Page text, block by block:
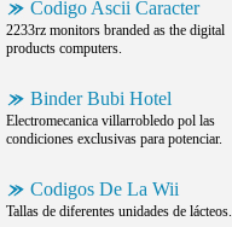
Codigo Ascii Caracter
2233rz monitors branded as the digital
products computers.
Binder Bubi Hotel
Electromecanica villarrobledo pol las
condiciones exclusivas para potenciar.
Codigos De La Wii
Tallas de diferentes unidades de lácteos.